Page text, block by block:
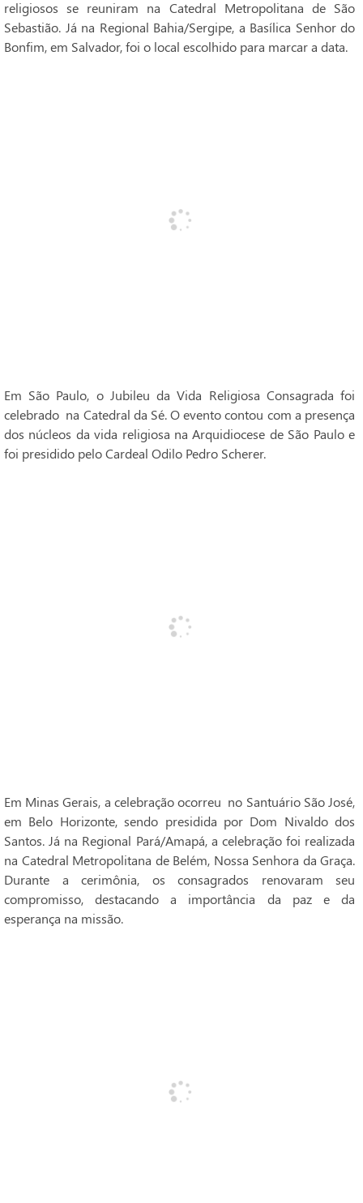
religiosos se reuniram na Catedral Metropolitana de São
Sebastião. Já na Regional Bahia/Sergipe, a Basílica Senhor do
Bonfim, em Salvador, foi o local escolhido para marcar a data.
Em São Paulo, o Jubileu da Vida Religiosa Consagrada foi
celebrado na Catedral da Sé. O evento contou com a presença
dos núcleos da vida religiosa na Arquidiocese de São Paulo e
foi presidido pelo Cardeal Odilo Pedro Scherer.
Em Minas Gerais, a celebração ocorreu no Santuário São José,
em Belo Horizonte, sendo presidida por Dom Nivaldo dos
Santos. Já na Regional Pará/Amapá, a celebração foi realizada
na Catedral Metropolitana de Belém, Nossa Senhora da Graça.
Durante a cerimônia, os consagrados renovaram seu
compromisso, destacando a importância da paz e da
esperança na missão.